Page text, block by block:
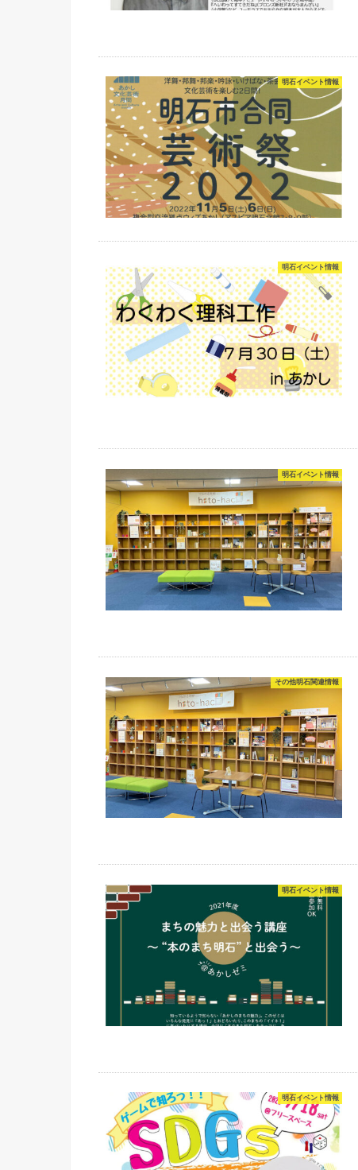
明石イベント情報
明石イベント情報
明石イベント情報
その他明石関連情報
明石イベント情報
明石イベント情報